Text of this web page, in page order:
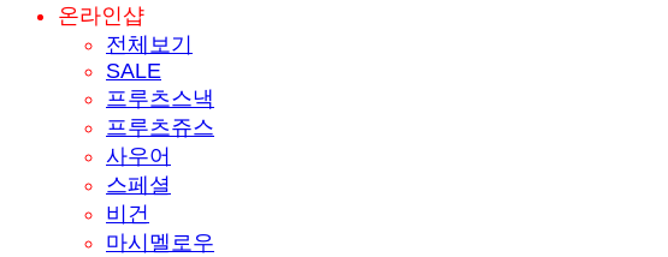
온라인샵
전체보기
SALE
프루츠스낵
프루츠쥬스
사우어
스페셜
비건
마시멜로우